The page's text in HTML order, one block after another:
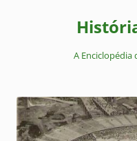
A Enciclopédia